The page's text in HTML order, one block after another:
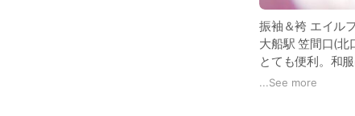
振袖＆袴 エイル
大船駅 笠間口(北
とても便利。和
写真に残します。
...See more